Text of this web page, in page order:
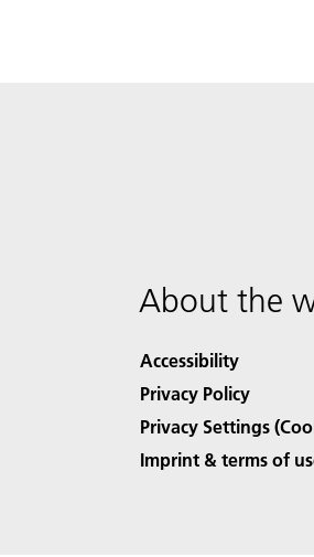
About the
Accessibility
Privacy Policy
Privacy Settings
Imprint & terms of